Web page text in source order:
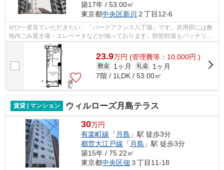
築17年 / 53.00㎡
東京都中央区新川 ２丁目12-6
ぜひ一度見ていただきたい、「パークアクシス八丁堀」です。共用部には敷
地内ごみ置き場・エレベータなどが揃っております。防犯対策もバッチリな
マンションタイプの物件です。12階建...
23.9万円 (管理費等：10,000円 )
敷金 1ヶ月 礼金
1ヶ月
7階 / 1LDK / 53.00㎡
賃貸 | マンション ウィルローズ月島テラス
30万円
有楽町線 「 月島 」駅 徒歩3分
都営大江戸線 「 月島 」駅 徒歩3分
築15年 / 75.22㎡
東京都中央区佃 ３丁目11-18